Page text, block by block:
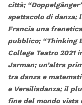
città;
spettacolo di danza;
Francia una
pubblico; “Thinking
College Teatro 2021
Jarman; un’altra
tra danza e
e Versiliadanza; il
fine del mondo vista